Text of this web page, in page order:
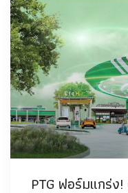
PTG ฟอร์มแกร่